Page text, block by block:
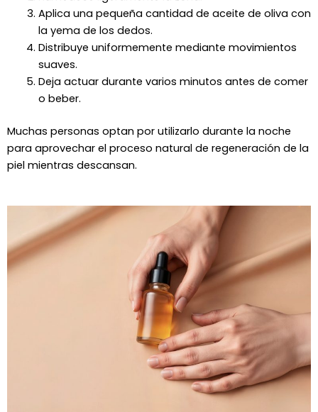
Aplica una pequeña cantidad de aceite de oliva con
la yema de los dedos.
Distribuye uniformemente mediante movimientos
suaves.
Deja actuar durante varios minutos antes de comer
o beber.
Muchas personas optan por utilizarlo durante la noche
para aprovechar el proceso natural de regeneración de la
piel mientras descansan.